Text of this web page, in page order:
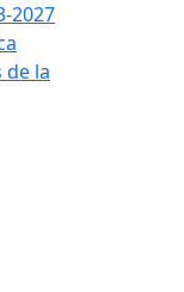
2027
de la